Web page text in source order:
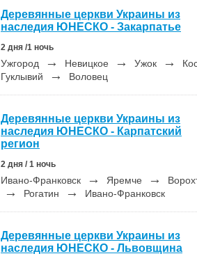
Деревянные церкви Украины из
наследия ЮНЕСКО - Закарпатье
2 дня /1 ночь
Ужгород → Невицкое → Ужок →
Гуклывий
→ Воловец
Деревянные церкви Украины из
наследия ЮНЕСКО - Карпатский
регион
2 дня / 1 ночь
Ивано-Франковск → Яремче →
→ Рогатин → Ивано-Франковск
Деревянные церкви Украины из
наследия ЮНЕСКО - Львовщина